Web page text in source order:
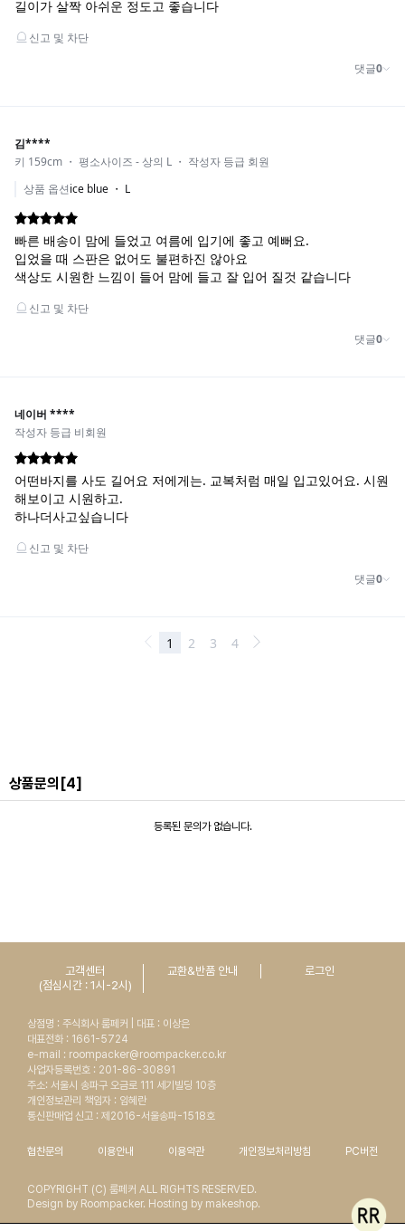
상품문의 [4]
등록된 문의가 없습니다.
고객센터
(점심시간 : 1시-2시)
교환&반품 안내 로그인
상점명 : 주식회사 룸페커 | 대표 : 이상은
대표전화 : 1661-5724
e-mail : roompacker@roompacker.co.kr
사업자등록번호 : 201-86-30891
주소: 서울시 송파구 오금로 111 세기빌딩 10층
개인정보관리 책임자 : 임혜란
통신판매업 신고 : 제2016-서울송파-1518호
협찬문의 이용안내 이용약관 개인정보처리방침 PC버전
COPYRIGHT (C) 룸페커 ALL RIGHTS RESERVED.
Design by Roompacker. Hosting by makeshop.